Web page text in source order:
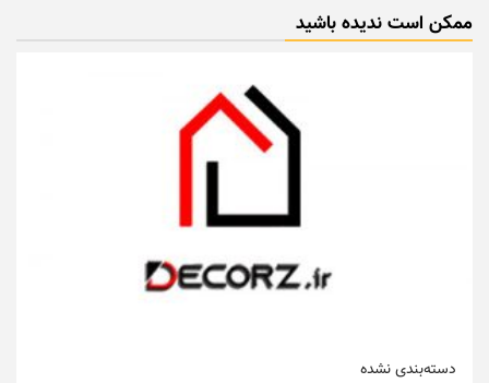
ممکن است ندیده باشید
دسته‌بندی نشده